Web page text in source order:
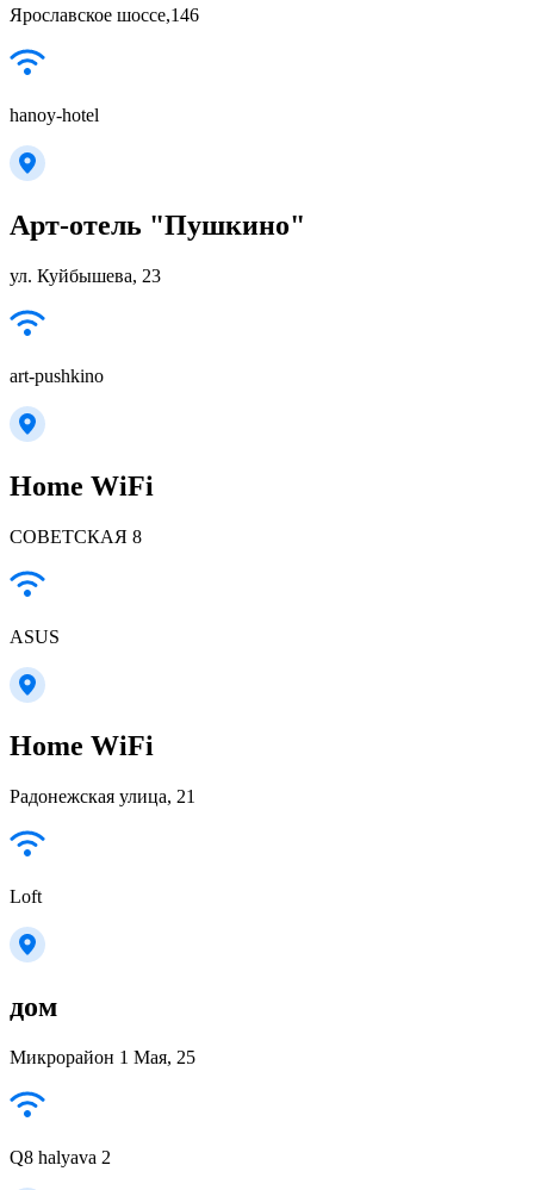
Ярославское шоссе,146
hanoy-hotel
Арт-отель "Пушкино"
ул. Куйбышева, 23
art-pushkino
Home WiFi
СОВЕТСКАЯ 8
ASUS
Home WiFi
Радонежская улица, 21
Loft
дом
Микрорайон 1 Мая, 25
Q8 halyava 2